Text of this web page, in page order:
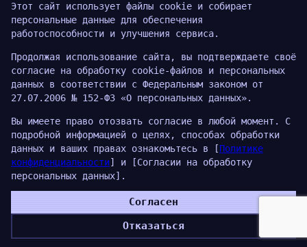
АЙТИБУБЕН
TG· MAX
Proudly powered byWordPress
Этот сайт использует файлы cookie и собирает
персональные данные для обеспечения
работоспособности и улучшения сервиса.
Продолжая использование сайта, вы подтверждаете своё
согласие на обработку cookie-файлов и персональных
данных в соответствии с Федеральным законом от
27.07.2006 № 152-ФЗ «О персональных данных».
Вы имеете право отозвать согласие в любой момент. С
подробной информацией о целях, способах обработки
данных и ваших правах ознакомьтесь в [Политике
конфиденциальности] и [Согласии на обработку
персональных данных].
Согласен
Отказаться